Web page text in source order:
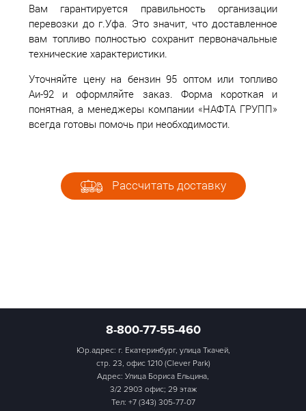
Вам гарантируется правильность организации
перевозки до г.Уфа. Это значит, что доставленное
вам топливо полностью сохранит первоначальные
технические характеристики.
Уточняйте цену на бензин 95 оптом или топливо
Аи-92 и оформляйте заказ. Форма короткая и
понятная, а менеджеры компании «НАФТА ГРУПП»
всегда готовы помочь при необходимости.
Рассчитать доставку
8-800-77-55-460
Юр.адрес: г. Екатеринбург, улица Ткачей,
стр. 23, офис 1210 (Clever Park)
Адрес: Улица Бориса Ельцина,
3/2 2903 офис; 29 этаж
Тел: +7 (343) 305-77-07